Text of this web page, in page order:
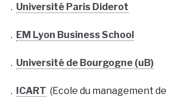
. Université Paris Diderot
. EM Lyon Business School
. Université de Bourgogne (uB)
. ICART (Ecole du management